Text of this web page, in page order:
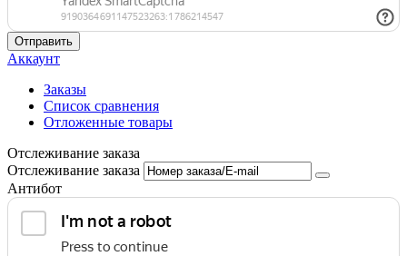
Отправить
Аккаунт
Заказы
Список сравнения
Отложенные товары
Отслеживание заказа
Отслеживание заказа
Антибот